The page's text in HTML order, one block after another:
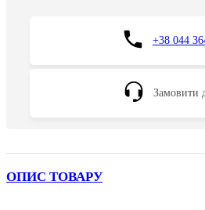
+38 044
Замовити
ОПИС ТОВАРУ